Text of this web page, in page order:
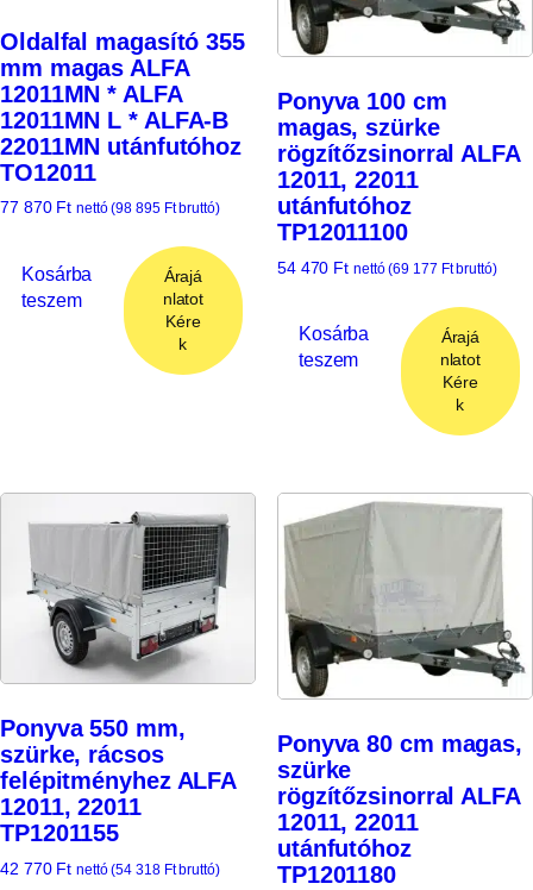
Oldalfal magasító 355
mm magas ALFA
12011MN * ALFA
12011MN L * ALFA-B
22011MN utánfutóhoz
TO12011
77 870 Ft nettó (98 895 Ftbruttó)
Kosárba
teszem
Árajá
nlatot
Kére
k
Ponyva 100 cm
magas, szürke
rögzítőzsinorral ALFA
12011, 22011
utánfutóhoz
TP12011100
54 470 Ft nettó (69 177 Ftbruttó)
Kosárba
teszem
Árajá
nlatot
Kére
k
Ponyva 550 mm,
szürke, rácsos
felépitményhez ALFA
12011, 22011
TP1201155
42 770 Ft nettó (54 318 Ftbruttó)
Ponyva 80 cm magas,
szürke
rögzítőzsinorral ALFA
12011, 22011
utánfutóhoz
TP1201180